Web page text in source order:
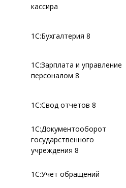
кассира
1С:Бухгалтерия 8
1С:Зарплата и управление
персоналом 8
1С:Свод отчетов 8
1С:Документооборот
государственного
учреждения 8
1С:Учет обращений